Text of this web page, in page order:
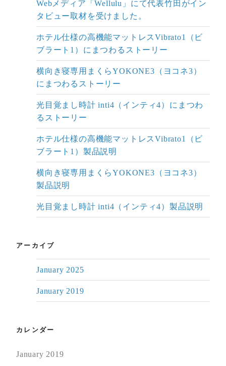
Webメディア「Wellulu」にて代表竹田がイン
タビュー取材を受けました。
ホテル仕様の高機能マットレスVibrato1（ビ
ブラート1）にまつわるストーリー
横向き寝専用まくらYOKONE3（ヨコネ3）
にまつわるストーリー
光目覚まし時計 inti4（インティ4）にまつわ
るストーリー
ホテル仕様の高機能マットレスVibrato1（ビ
ブラート1）製品説明
横向き寝専用まくらYOKONE3（ヨコネ3）
製品説明
光目覚まし時計 inti4（インティ4）製品説明
アーカイブ
January 2025
January 2019
カレンダー
January 2019